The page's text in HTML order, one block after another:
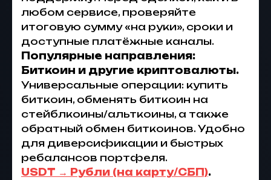
любом сервисе, проверяйте
итоговую сумму «на руки», сроки и
доступные платёжные каналы.
Популярные направления:
Биткоин и другие криптовалюты.
Универсальные операции: купить
биткоин, обменять биткоин на
стейблкоины/альткоины, а также
обратный обмен биткоинов. Удобно
для диверсификации и быстрых
ребалансов портфеля.
USDT → Рубли (на карту/СБП).